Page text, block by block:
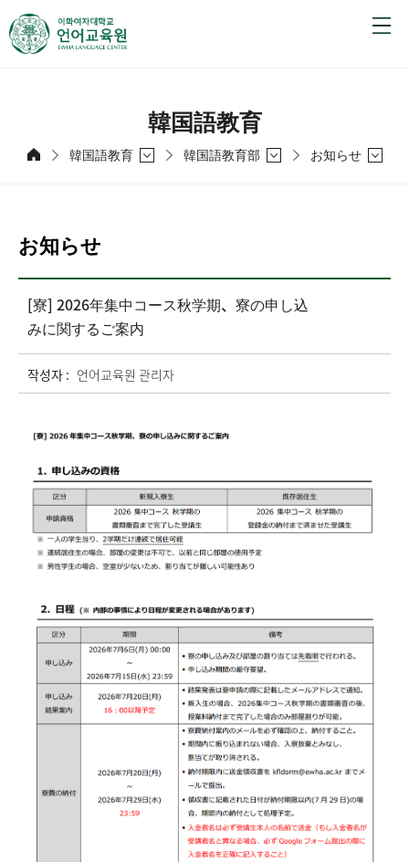
韓国語教育
韓国語教育 韓国語教育部 お知らせ
お知らせ
[寮] 2026年集中コース秋学期、寮の申し込
みに関するご案内
작성자 : 언어교육원 관리자